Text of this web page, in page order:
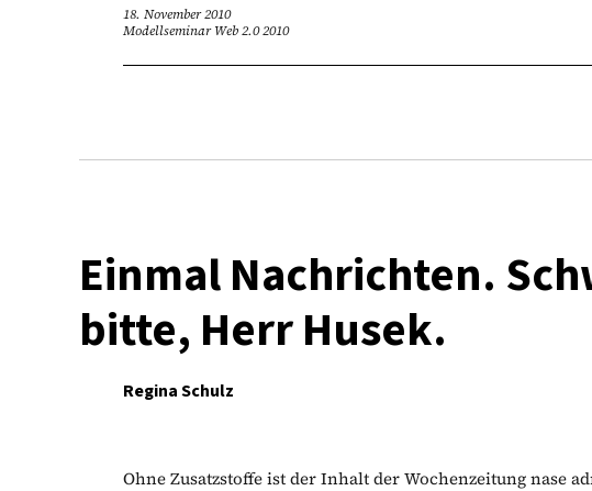
18. November 2010
Modellseminar Web 2.0 2010
Einmal Nachrichten.
bitte, Herr Husek.
Regina Schulz
Ohne Zusatzstoffe ist der Inhalt der Wochenzeitung nase